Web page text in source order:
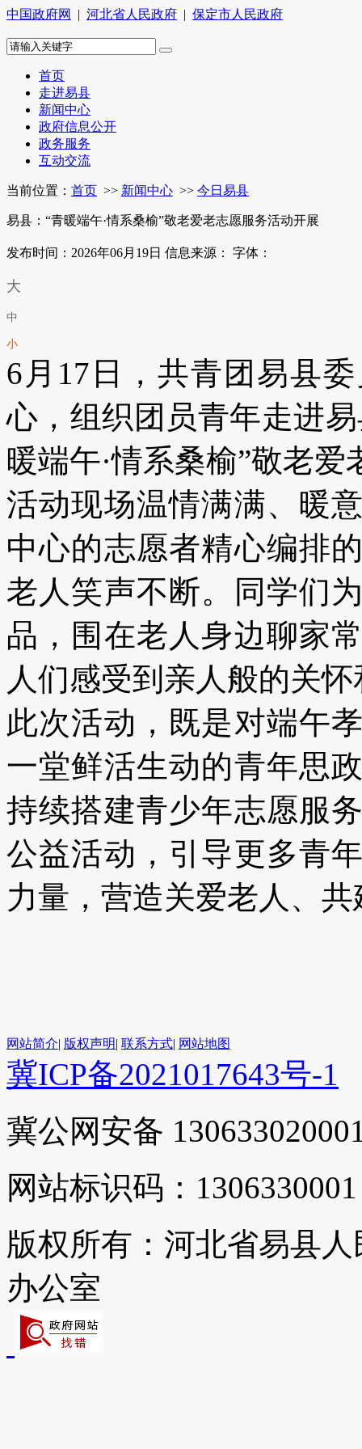
中国政府网 | 河北省人民政府 | 保定市人民政府
首页
走进易县
新闻中心
政府信息公开
政务服务
互动交流
当前位置： 首页 >> 新闻中心 >> 今日易县
易县：“青暖端午·情系桑榆”敬老爱老志愿服务活动开展
发布时间：2026年06月19日 信息来源： 字体：
大
中
小
6月17日，共青团易县
心，组织团员青年走进
暖端午·情系桑榆”敬老
活动现场温情满满、暖
中心的志愿者精心编排
老人笑声不断。同学们
品，围在老人身边聊家
人们感受到亲人般的关
此次活动，既是对端午
一堂鲜活生动的青年思
持续搭建青少年志愿服
公益活动，引导更多青
力量，营造关爱老人、
网站简介| 版权声明| 联系方式| 网站地图
冀ICP备2021017643号-1
冀公网安备
网站标识码：1306330001
版权所有：河北省易县
办公室